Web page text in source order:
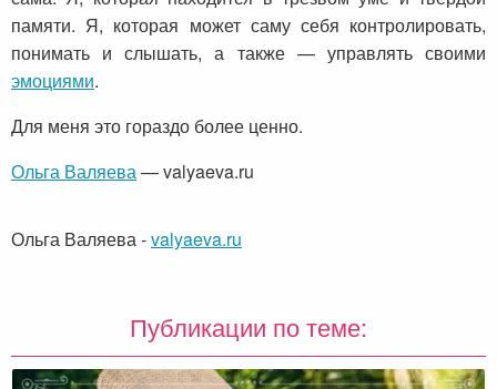
памяти. Я, которая может саму себя контролировать,
понимать и слышать, а также — управлять своими
эмоциями.
Для меня это гораздо более ценно.
Ольга Валяева— valyaeva.ru
Ольга Валяева-valyaeva.ru
Публикации по теме: